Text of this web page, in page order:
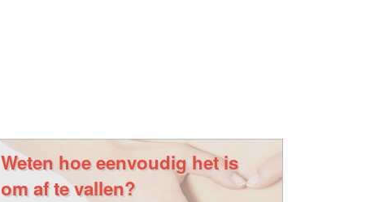
Weten hoe eenvoudig het is
om af te vallen?